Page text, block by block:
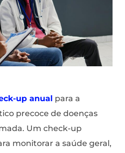
up anual para a
precoce de doenças
Um check-up
monitorar a saúde geral,